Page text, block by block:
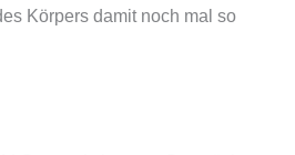
Körpers damit noch mal so